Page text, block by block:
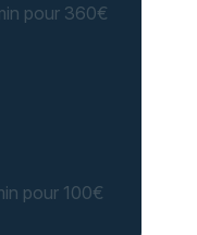
pour 360€
pour 100€